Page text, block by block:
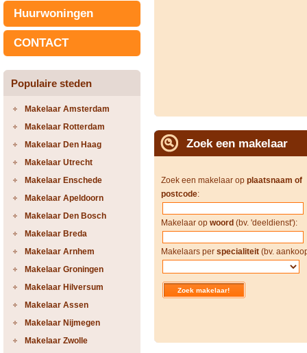
Huurwoningen
CONTACT
Populaire steden
Makelaar Amsterdam
Makelaar Rotterdam
Makelaar Den Haag
Makelaar Utrecht
Makelaar Enschede
Makelaar Apeldoorn
Makelaar Den Bosch
Makelaar Breda
Makelaar Arnhem
Makelaar Groningen
Makelaar Hilversum
Makelaar Assen
Makelaar Nijmegen
Makelaar Zwolle
Zoek een makelaar
Zoek een makelaar op plaatsnaam of
postcode:
Makelaar op woord (bv. 'deeldienst'):
Makelaars per specialiteit (bv.